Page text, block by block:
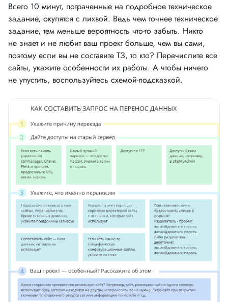
Всего 10 минут, потраченные на подробное техническое
задание, окупятся с лихвой. Ведь чем точнее техническое
задание, тем меньше вероятность что-то забыть. Никто
не знает и не любит ваш проект больше, чем вы сами,
поэтому если вы не составите ТЗ, то кто? Перечислите все
сайты, укажите особенности их работы. А чтобы ничего
не упустить, воспользуйтесь схемой-подсказкой.